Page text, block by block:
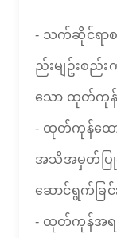
- သက်ဆိုင်ရာစ
ည်းမျဥ်းစည်း
သော ထုတ်ကုန်စ
- ထုတ်ကုန်ထေ
အသိအမှတ်ပြုစမ်
ဆောင်ရွက်ခြင်
- ထုတ်ကုန်အရ